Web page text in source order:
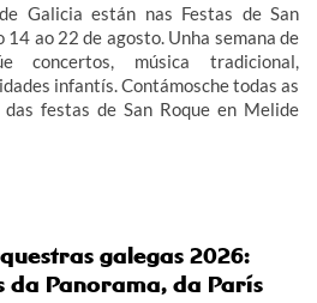
Galicia están nas Festas de San
ao 22 de agosto. Unha semana de
concertos, música tradicional,
infantís. Contámosche todas as
festas de San Roque en Melide
galegas 2026:
Panorama, da París